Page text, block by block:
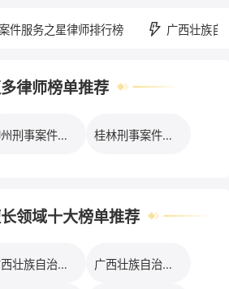
件服务之星律师排行榜 广西壮族自
律师榜单推荐
柳州刑事案件律师口碑排行榜 桂林刑事案件律师口碑排行榜
领域十大榜单推荐
广西壮族自治区工伤事故律师口碑排行榜 广西壮族自治区合同纠纷律师口碑排行榜